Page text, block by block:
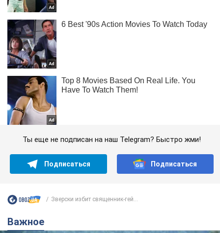
Ты еще не подписан на наш Telegram? Быстро жми!
Подписаться Подписаться
Зверски избит священник-гей...
Важное